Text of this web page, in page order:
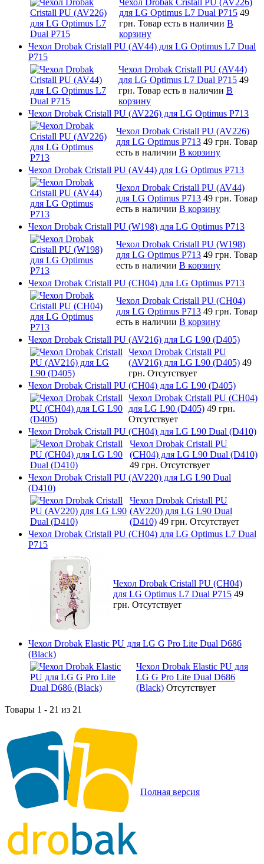
для LG Optimus L7 Dual P715 49
грн. Товар есть в наличии В
корзину
Чехол Drobak Cristall PU (AV44) для LG Optimus L7 Dual
P715
Чехол Drobak Cristall PU (AV44)
для LG Optimus L7 Dual P715 49
грн. Товар есть в наличии В
корзину
Чехол Drobak Cristall PU (AV226) для LG Optimus P713
Чехол Drobak Cristall PU (AV226)
для LG Optimus P713 49 грн. Товар
есть в наличии В корзину
Чехол Drobak Cristall PU (AV44) для LG Optimus P713
Чехол Drobak Cristall PU (AV44)
для LG Optimus P713 49 грн. Товар
есть в наличии В корзину
Чехол Drobak Cristall PU (W198) для LG Optimus P713
Чехол Drobak Cristall PU (W198)
для LG Optimus P713 49 грн. Товар
есть в наличии В корзину
Чехол Drobak Cristall PU (CH04) для LG Optimus P713
Чехол Drobak Cristall PU (CH04)
для LG Optimus P713 49 грн. Товар
есть в наличии В корзину
Чехол Drobak Cristall PU (AV216) для LG L90 (D405)
Чехол Drobak Cristall PU
(AV216) для LG L90 (D405) 49
грн. Отсутствует
Чехол Drobak Cristall PU (CH04) для LG L90 (D405)
Чехол Drobak Cristall PU (CH04)
для LG L90 (D405) 49 грн.
Отсутствует
Чехол Drobak Cristall PU (CH04) для LG L90 Dual (D410)
Чехол Drobak Cristall PU
(CH04) для LG L90 Dual (D410)
49 грн. Отсутствует
Чехол Drobak Cristall PU (AV220) для LG L90 Dual
(D410)
Чехол Drobak Cristall PU
(AV220) для LG L90 Dual
(D410) 49 грн. Отсутствует
Чехол Drobak Cristall PU (CH04) для LG Optimus L7 Dual
P715
Чехол Drobak Cristall PU (CH04)
для LG Optimus L7 Dual P715 49
грн. Отсутствует
Чехол Drobak Elastic PU для LG G Pro Lite Dual D686
(Black)
Чехол Drobak Elastic PU для
LG G Pro Lite Dual D686
(Black) Отсутствует
Товары 1 - 21 из 21
Полная версия